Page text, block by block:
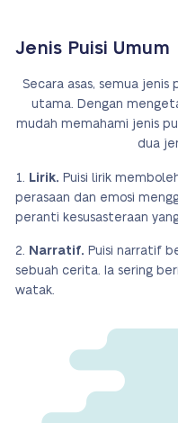
Jenis Puisi Umum
Secara asas, semua
utama. Dengan
mudah memahami jenis
dua
Lirik. Puisi lirik
perasaan dan emosi
peranti kesusasteraan
Narratif. Puisi narratif
sebuah cerita. Ia sering
watak.